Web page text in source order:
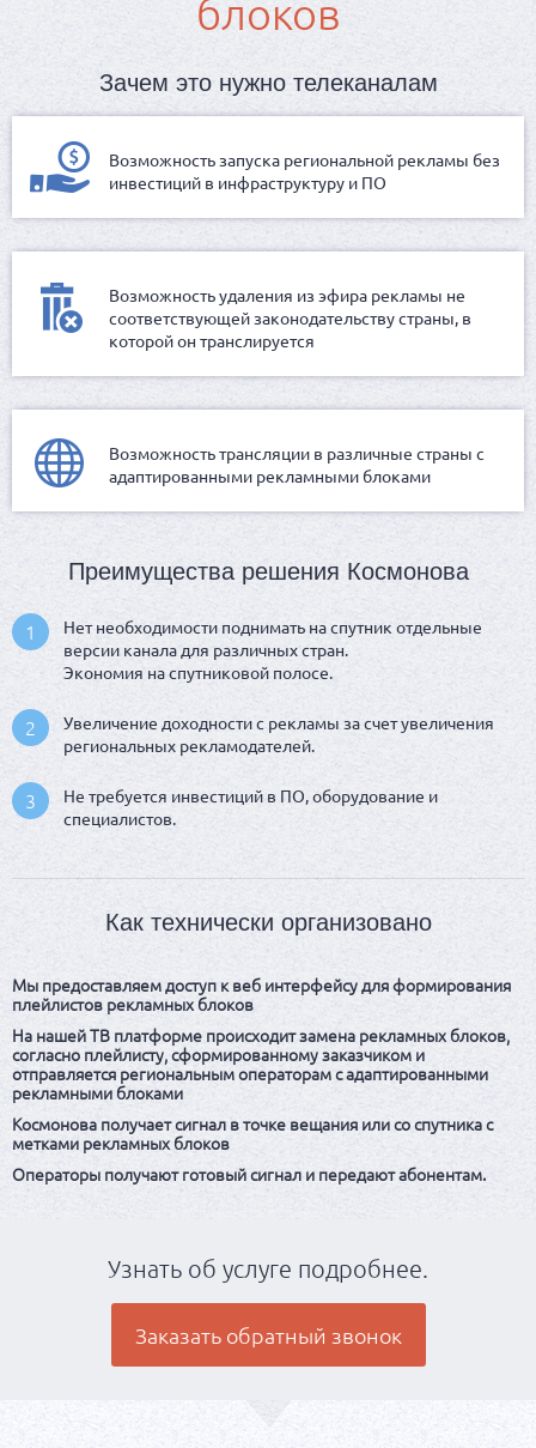
блоков
Зачем это нужно телеканалам
Возможность запуска региональной рекламы без
инвестиций в инфраструктуру и ПО
Возможность удаления из эфира рекламы не
соответствующей законодательству страны, в
которой он транслируется
Возможность трансляции в различные страны с
адаптированными рекламными блоками
Преимущества решения Космонова
1
Нет необходимости поднимать на спутник отдельные
версии канала для различных стран.
Экономия на спутниковой полосе.
2
Увеличение доходности с рекламы за счет увеличения
региональных рекламодателей.
3
Не требуется инвестиций в ПО, оборудование и
специалистов.
Как технически организовано
Мы предоставляем доступ к веб интерфейсу для формирования
плейлистов рекламных блоков
На нашей ТВ платформе происходит замена рекламных блоков,
согласно плейлисту, сформированному заказчиком и
отправляется региональным операторам с адаптированными
рекламными блоками
Космонова получает сигнал в точке вещания или со спутника с
метками рекламных блоков
Операторы получают готовый сигнал и передают абонентам.
Узнать об услуге подробнее.
Заказать обратный звонок